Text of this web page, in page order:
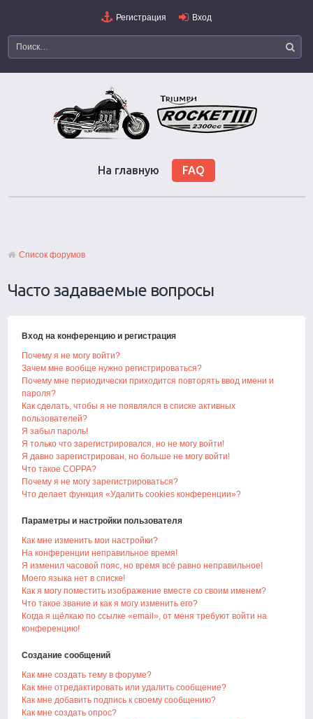
Регистрация Вход
На главную FAQ
Список форумов
Часто задаваемые вопросы
Вход на конференцию и регистрация
Почему я не могу войти?
Зачем мне вообще нужно регистрироваться?
Почему мне периодически приходится повторять ввод имени и
пароля?
Как сделать, чтобы я не появлялся в списке активных
пользователей?
Я забыл пароль!
Я только что зарегистрировался, но не могу войти!
Я давно зарегистрирован, но больше не могу войти!
Что такое COPPA?
Почему я не могу зарегистрироваться?
Что делает функция «Удалить cookies конференции»?
Параметры и настройки пользователя
Как мне изменить мои настройки?
На конференции неправильное время!
Я изменил часовой пояс, но время всё равно неправильное!
Моего языка нет в списке!
Как я могу поместить изображение вместе со своим именем?
Что такое звание и как я могу изменить его?
Когда я щёлкаю по ссылке «email», от меня требуют войти на
конференцию!
Создание сообщений
Как мне создать тему в форуме?
Как мне отредактировать или удалить сообщение?
Как мне добавить подпись к своему сообщению?
Как мне создать опрос?